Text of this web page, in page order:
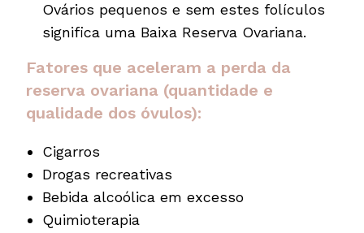
Ovários pequenos e sem estes folículos
significa uma Baixa Reserva Ovariana.
Fatores que aceleram a perda da
reserva ovariana (quantidade e
qualidade dos óvulos):
Cigarros
Drogas recreativas
Bebida alcoólica em excesso
Quimioterapia